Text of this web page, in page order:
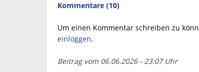
Kommentare (10)
Um einen Kommentar schreiben zu
einloggen.
Beitrag vom 06.06.2026 - 23:07 Uhr